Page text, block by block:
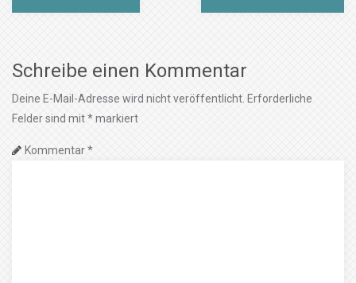
Schreibe einen Kommentar
Deine E-Mail-Adresse wird nicht veröffentlicht. Erforderliche
Felder sind mit*markiert
Kommentar*